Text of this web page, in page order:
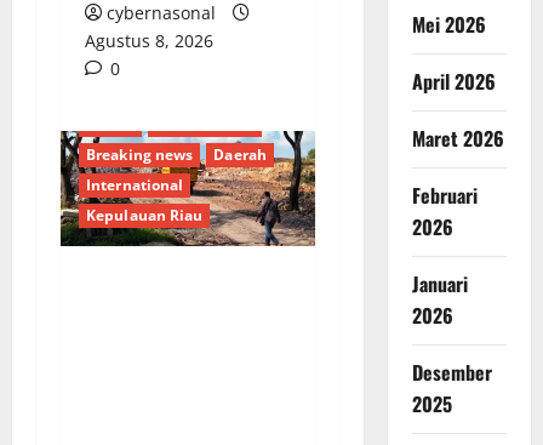
cybernasonal
Agustus 8, 2026
0
Breaking news
Daerah
International
Kepulauan Riau
Mei 2026
April 2026
Maret 2026
Februari
2026
Januari
2026
Desember
2025